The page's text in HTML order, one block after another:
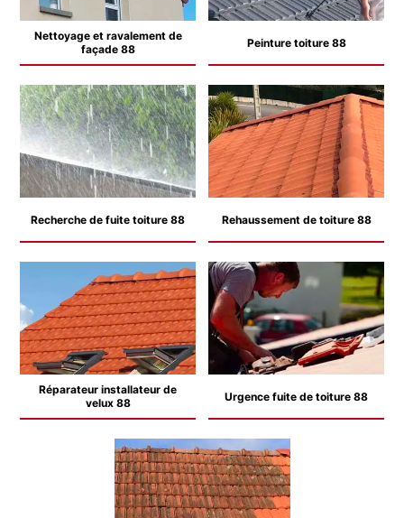
Nettoyage et ravalement de
façade 88
Peinture toiture 88
Recherche de fuite toiture 88 Rehaussement de toiture 88
Réparateur installateur de
velux 88
Urgence fuite de toiture 88